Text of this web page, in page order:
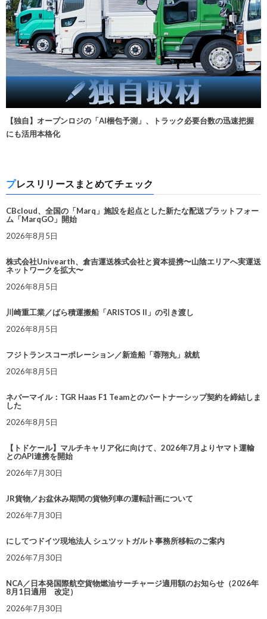
【独自】オープンロジの「AI梱包予測」、トラック必要台数の迅速把握
にも活用本格化
プレスリリースまとめてチェック
CBcloud、全国の「Marq」施設を起点とした新たな配送プラットフォー
ム「MarqGO」開始
2026年8月5日
株式会社Univearth、倉吉運送株式会社と資本提携〜山陰エリアへ実運送
ネットワークを拡大〜
2026年8月5日
川崎重工業／ばら積運搬船「ARISTOS II」の引き渡し
2026年8月5日
フジトランスコーポレーション／新造船「蓉翔丸」就航
2026年8月5日
ネバーマイル：TGR Haas F1 Teamとのパートナーシップ契約を締結しま
した
2026年8月5日
【トドケール】マルチキャリア化に向けて、2026年7月よりヤマト運輸
とのAPI連携を開始
2026年7月30日
JR貨物／お盆休み期間の貨物列車の運転計画について
2026年7月30日
にしてつドイツ現地法人 シュツットガルト事務所移転のご案内
2026年7月30日
NCA／日本発国際航空貨物燃油サーチャージ適用額のお知らせ（2026年
8月1日適用 改定）
2026年7月30日